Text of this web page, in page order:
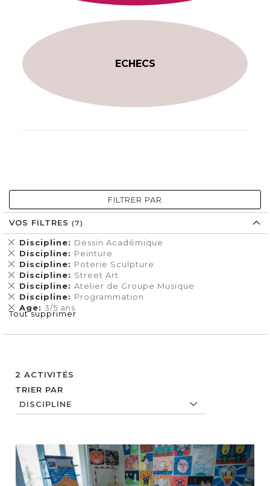
ECHECS
2 ACTIVITÉS
TRIER PAR
FILTRER PAR
VOS FILTRES
Discipline Dessin Académique
Supprimer
cet
Élément
Discipline Peinture
Supprimer
cet
Élément
Discipline Poterie Sculpture
Supprimer
cet
Élément
Discipline Street Art
Supprimer
cet
Élément
Discipline Atelier de Groupe Musique
Supprimer
cet
Élément
Discipline Programmation
Supprimer
cet
Élément
Age 3/5 ans
Supprimer
cet
Tout supprimer